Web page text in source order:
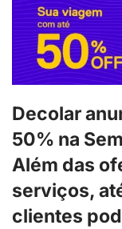
Decolar
50% na
Além das
serviços,
clientes